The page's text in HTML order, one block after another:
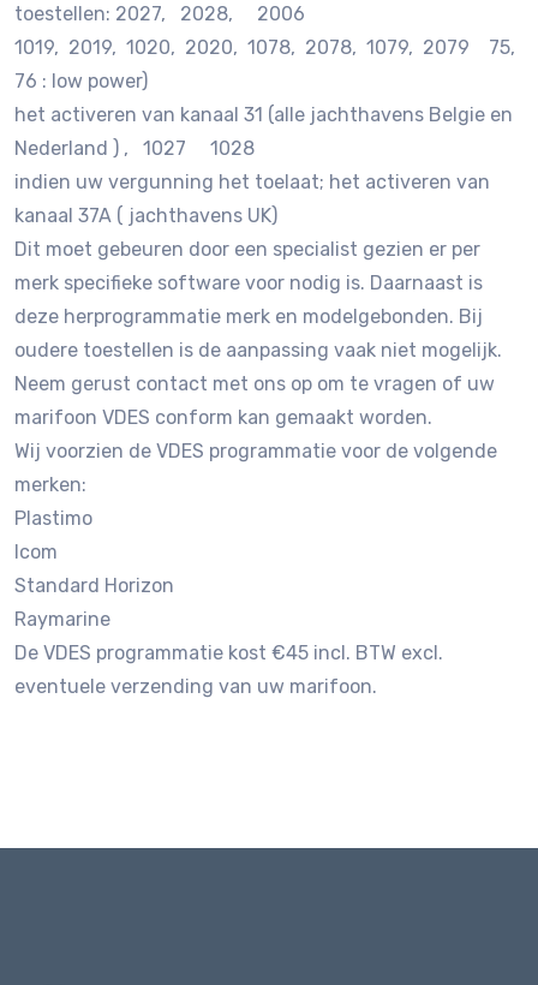
toestellen: 2027, 2028, 2006
1019, 2019, 1020, 2020, 1078, 2078, 1079, 2079 75,
76 : low power)
het activeren van kanaal 31 (alle jachthavens Belgie en
Nederland ) , 1027 1028
indien uw vergunning het toelaat; het activeren van
kanaal 37A ( jachthavens UK)
Dit moet gebeuren door een specialist gezien er per
merk specifieke software voor nodig is. Daarnaast is
deze herprogrammatie merk en modelgebonden. Bij
oudere toestellen is de aanpassing vaak niet mogelijk.
Neem gerust contact met ons op om te vragen of uw
marifoon VDES conform kan gemaakt worden.
Wij voorzien de VDES programmatie voor de volgende
merken:
Plastimo
Icom
Standard Horizon
Raymarine
De VDES programmatie kost €45 incl. BTW excl.
eventuele verzending van uw marifoon.